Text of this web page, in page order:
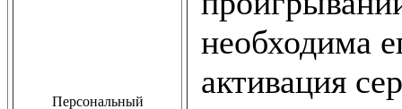
Персональный
необходима
активация